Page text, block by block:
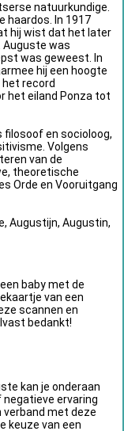
natuurkundige.
haardos. In 1917
hij wist dat het later
Auguste was
was geweest. In
hij een hoogte
het record
het eiland Ponza tot
filosoof en socioloog,
Volgens
van de
theoretische
Orde en Vooruitgang
Augustijn, Augustin,
baby met de
van een
scannen en
bedankt!
kan je onderaan
negatieve ervaring
met deze
keuze van een